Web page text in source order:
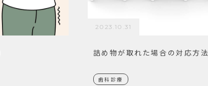
2023.10.31
詰め物が取れた場合の対応方法
歯科診療